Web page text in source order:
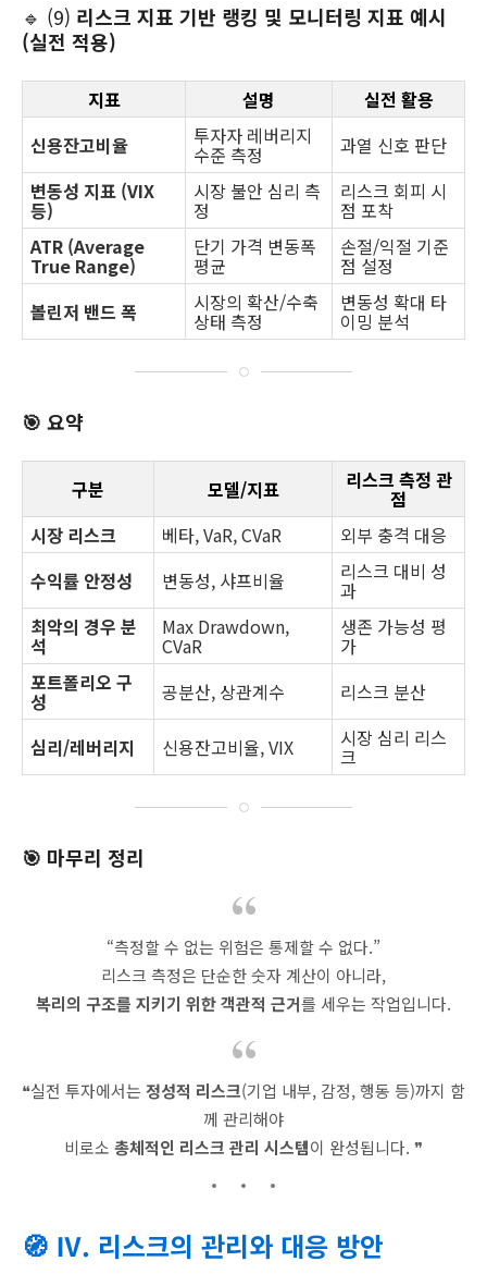
🔹 (9) 리스크 지표 기반 랭킹 및 모니터링 지표 예시
(실전 적용)
지표 설명
실전 활용
신용잔고비율
투자자 레버리지
수준 측정
과열 신호 판단
변동성 지표 (VIX
등)
시장 불안 심리 측
정
리스크 회피 시
점 포착
ATR (Average
True Range)
단기 가격 변동폭
평균
손절/익절 기준
점 설정
볼린저 밴드 폭
시장의 확산/수축
상태 측정
변동성 확대 타
이밍 분석
🎯 요약
구분 모델/지표 리스크 측정 관
점
시장 리스크
베타, VaR, CVaR
외부 충격 대응
수익률 안정성
변동성, 샤프비율 리스크 대비 성
과
최악의 경우 분
석
Max Drawdown,
CVaR
생존 가능성 평
가
포트폴리오 구
성 공분산, 상관계수 리스크 분산
심리/레버리지 신용잔고비율, VIX 시장 심리 리스
크
🎯 마무리 정리
“측정할 수 없는 위험은 통제할 수 없다.”
리스크 측정은 단순한 숫자 계산이 아니라,
복리의 구조를 지키기 위한 객관적 근거를 세우는 작업입니다.
❝실전 투자에서는 정성적 리스크(기업 내부, 감정, 행동 등)까지 함
께 관리해야
비로소 총체적인 리스크 관리 시스템이 완성됩니다. ❞
🧭 Ⅳ. 리스크의 관리와 대응 방안